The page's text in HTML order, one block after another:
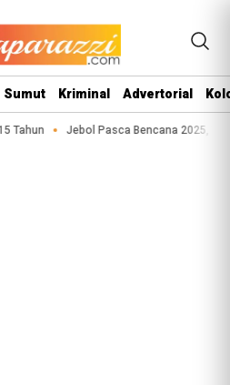
Sumut Kriminal Advertorial
Jebol Pasca Bencana 2025, Tanggul